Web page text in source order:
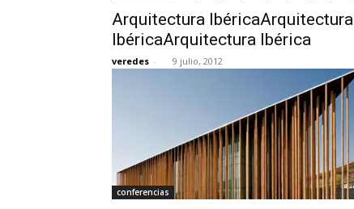
Arquitectura IbéricaArquitectura
IbéricaArquitectura Ibérica
veredes - 9 julio, 2012
conferencias